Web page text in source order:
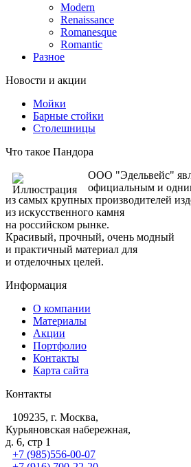
Modern
Renaissance
Romanesque
Romantic
Разное
Новости и акции
Мойки
Барные стойки
Столешницы
Что такое Пандора
ООО "Эдельвейс"
официальным и
из самых крупных производителей
из искусственного камня
на российском рынке.
Красивый, прочный, очень модный
и практичный материал для
и отделочных целей.
Информация
О компании
Материалы
Акции
Портфолио
Контакты
Карта сайта
Контакты
109235, г. Москва,
Курьяновская набережная,
д. 6, стр 1
+7 (985)556-00-07